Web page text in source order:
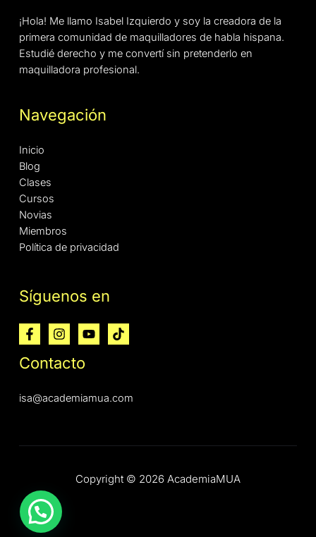
¡Hola! Me llamo Isabel Izquierdo y soy la creadora de la
primera comunidad de maquilladores de habla hispana.
Estudié derecho y me convertí sin pretenderlo en
maquilladora profesional.
Navegación
Inicio
Blog
Clases
Cursos
Novias
Miembros
Política de privacidad
Síguenos en
Contacto
isa@academiamua.com
Copyright © 2026 AcademiaMUA